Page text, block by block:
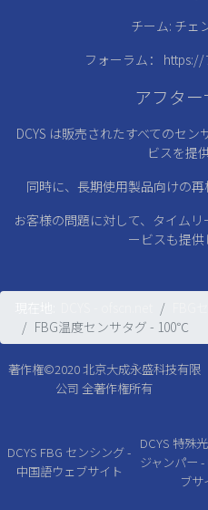
チーム: チェ
フォーラム： https://
アフタ
DCYS は販売されたすべてのセ
ビスを提
同時に、長期使用製品向けの再
お客様の問題に対して、タイム
ービスも提供
FBG温度センサタグ - 100℃
著作権©2020北京大成永盛科技有限
公司 全著作権所有
DCYS FBG センシング -
中国語ウェブサイト
DCYS 特殊
ジャンパー
ブサ